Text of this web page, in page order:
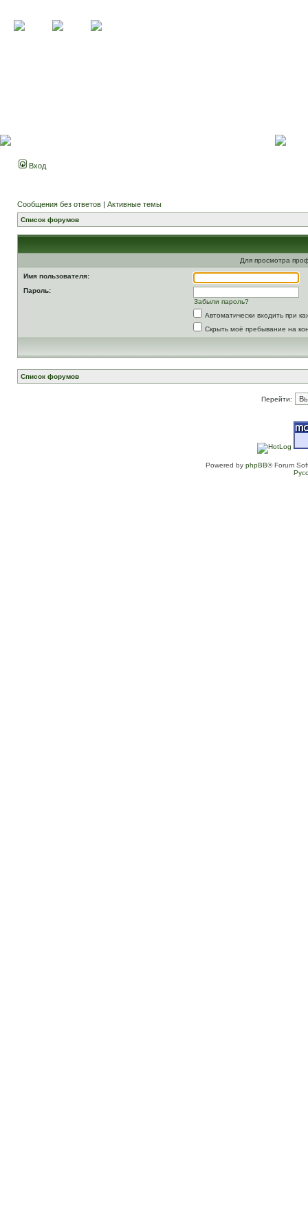
Вход
Сообщения без ответов | Активные темы
Список форумов
Для просмотра
Имя пользователя:
Пароль:
Забыли пароль?
Автоматически входить при
Скрыть моё пребывание на
Список форумов
Перейти:
Powered by phpBB® Forum